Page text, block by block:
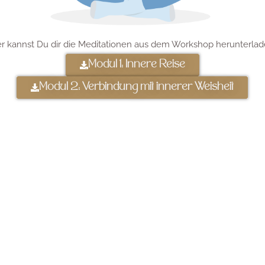
kannst Du dir die Meditationen aus dem Workshop
Modul 1: Innere Reise
Modul 2: Verbindung mit innerer Weisheit